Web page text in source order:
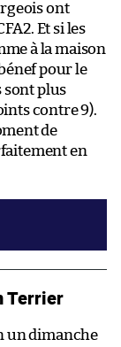
ont
Et si les
à la maison
pour le
sont plus
contre 9).
de
en
Terrier
un dimanche